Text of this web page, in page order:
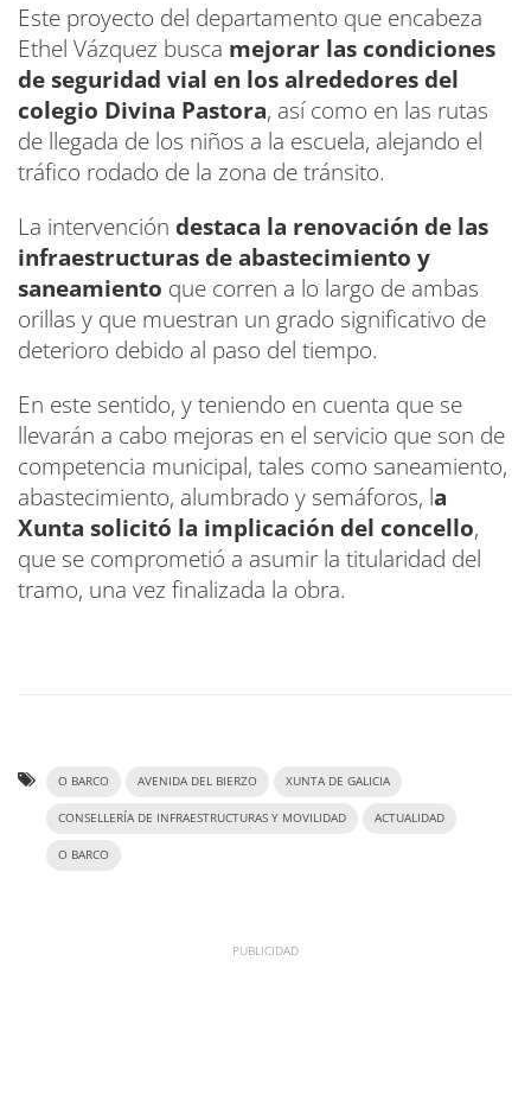
Este proyecto del departamento que encabeza
Ethel Vázquez busca mejorar las condiciones
de seguridad vial en los alrededores del
colegio Divina Pastora, así como en las rutas
de llegada de los niños a la escuela, alejando el
tráfico rodado de la zona de tránsito.
La intervención destaca la renovación de las
infraestructuras de abastecimiento y
saneamiento que corren a lo largo de ambas
orillas y que muestran un grado significativo de
deterioro debido al paso del tiempo.
En este sentido, y teniendo en cuenta que se
llevarán a cabo mejoras en el servicio que son de
competencia municipal, tales como saneamiento,
abastecimiento, alumbrado y semáforos, la
Xunta solicitó la implicación del concello,
que se comprometió a asumir la titularidad del
tramo, una vez finalizada la obra.
O BARCO AVENIDA DEL BIERZO XUNTA DE GALICIA
CONSELLERÍA DE INFRAESTRUCTURAS Y MOVILIDAD ACTUALIDAD
O BARCO